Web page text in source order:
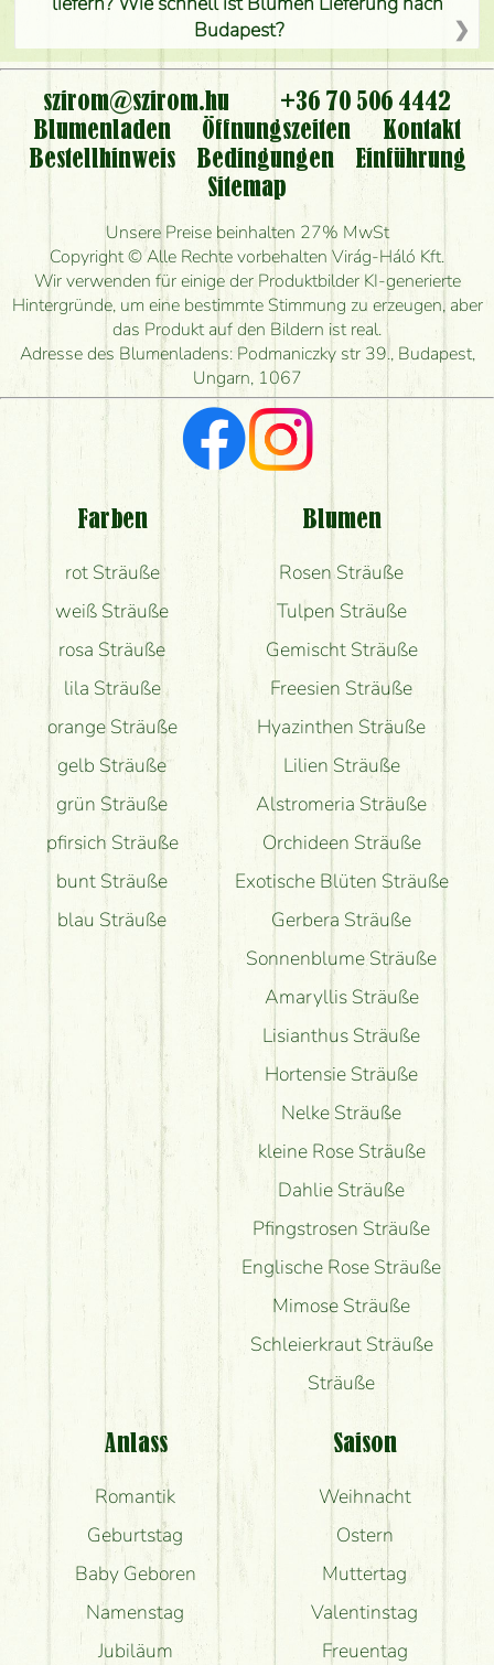
Budapest?
Ist der Blumenladen non stop geöffnet?
Kann ich den bestellten Blumenstrauß persönlich
nehmen oder nur per Blumenversand?
Ist eine Bestellung für ländliche Gebiete möglich?
Wie lange kann ich heute Blumen mit Lieferung
bestellen?
Wie schnell können Sie den Blumenstrauß
herstellen und wann können Sie ihn frühestens
liefern?
Ich suche rote Rosen, hast du welche?
Welche Rückmeldungen bekomme ich zum
Bekomme ich wirklich, was auf dem Bild zu sehen
szirom@szirom.hu
+36 70 506 4442
Blumenladen
Öffnungszeiten
Kontakt
Bestellhinweis
Bedingungen
Einführung
Sitemap
Unsere Preise beinhalten 27% MwSt
Copyright © Alle Rechte vorbehalten Virág-Háló Kft.
Wir verwenden für einige der Produktbilder KI-generierte
Hintergründe, um eine bestimmte Stimmung zu erzeugen, aber
das Produkt auf den Bildern ist real.
Adresse des Blumenladens: Podmaniczky str 39., Budapest,
Ungarn, 1067
Farben
rot Sträuße
weiß Sträuße
rosa Sträuße
lila Sträuße
orange Sträuße
gelb Sträuße
grün Sträuße
pfirsich Sträuße
bunt Sträuße
blau Sträuße
Blumen
Rosen Sträuße
Tulpen Sträuße
Gemischt Sträuße
Freesien Sträuße
Hyazinthen Sträuße
Lilien Sträuße
Alstromeria Sträuße
Orchideen Sträuße
Exotische Blüten Sträuße
Gerbera Sträuße
Sonnenblume Sträuße
Amaryllis Sträuße
Lisianthus Sträuße
Hortensie Sträuße
Nelke Sträuße
kleine Rose Sträuße
Dahlie Sträuße
Pfingstrosen Sträuße
Englische Rose Sträuße
Mimose Sträuße
Schleierkraut Sträuße
Sträuße
Anlass
Romantik
Geburtstag
Baby Geboren
Namenstag
Jubiläum
Saison
Weihnacht
Ostern
Muttertag
Valentinstag
Freuentag